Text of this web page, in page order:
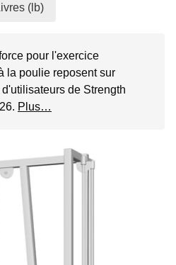
(lb)
pour l'exercice
la poulie reposent sur
de Strength
Plus…